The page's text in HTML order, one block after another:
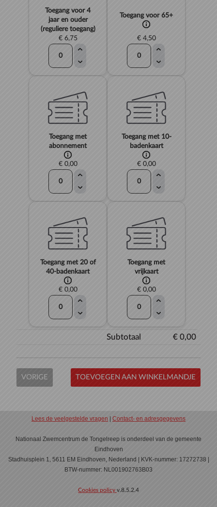
Toegang voor 4
jaar en ouder
(reguliere toegang)
€ 6,75
Toegang voor 65+
€ 4,50
Toegang met
abonnement
€ 0,00
Toegang met 10-
badenkaart
€ 0,00
Toegang met 20 of
40-badenkaart
€ 0,00
Toegang met
vrijkaart
€ 0,00
Subtotaal € 0,00
VORIGE TOEVOEGEN AAN WINKELMANDJE
Lees de veelgestelde vragen Contact- en adresgegevens
Nationaal Zwemcentrum de Tongelreep is onderdeel van de gemeente
Eindhoven
Stadhuisplein 1, 5611 EM Eindhoven, Nederland | KVK-nummer: 17272738 |
BTW-nummer: NL001902763B03
Cookies policy v.8.5.2.4